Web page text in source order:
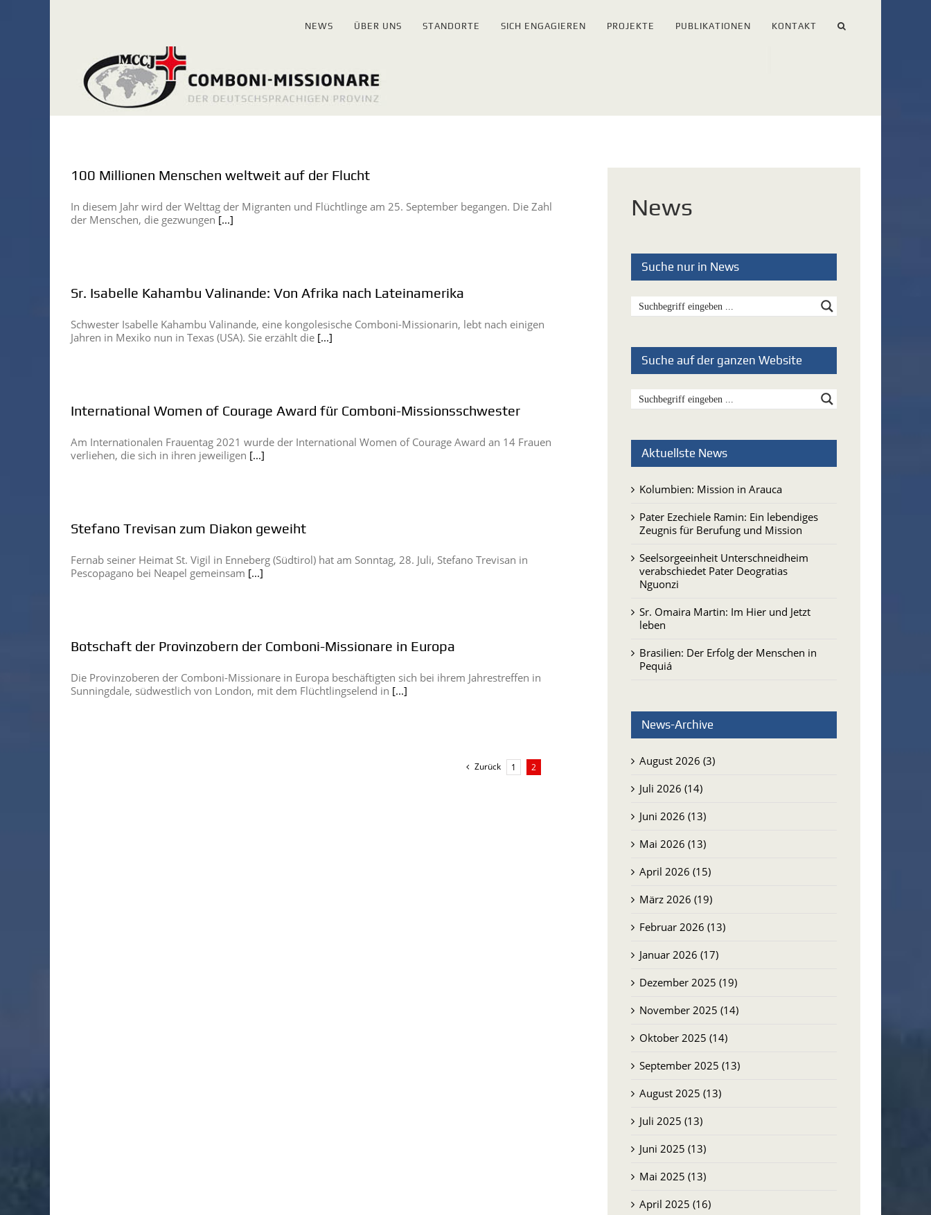
NEWS ÜBER UNS STANDORTE SICH ENGAGIEREN PROJEKTE PUBLIKATIONEN KONTAKT
100 Millionen Menschen weltweit auf der Flucht
In diesem Jahr wird der Welttag der Migranten und Flüchtlinge am 25. September begangen. Die Zahl
der Menschen, die gezwungen [...]
Sr. Isabelle Kahambu Valinande: Von Afrika nach Lateinamerika
Schwester Isabelle Kahambu Valinande, eine kongolesische Comboni-Missionarin, lebt nach einigen
Jahren in Mexiko nun in Texas (USA). Sie erzählt die [...]
International Women of Courage Award für Comboni-Missionsschwester
Am Internationalen Frauentag 2021 wurde der International Women of Courage Award an 14 Frauen
verliehen, die sich in ihren jeweiligen [...]
Stefano Trevisan zum Diakon geweiht
Fernab seiner Heimat St. Vigil in Enneberg (Südtirol) hat am Sonntag, 28. Juli, Stefano Trevisan in
Pescopagano bei Neapel gemeinsam [...]
Botschaft der Provinzobern der Comboni-Missionare in Europa
Die Provinzoberen der Comboni-Missionare in Europa beschäftigten sich bei ihrem Jahrestreffen in
Sunningdale, südwestlich von London, mit dem Flüchtlingselend in [...]
Zurück 1 2
News
Suche nur in News
Suche auf der ganzen Website
Aktuellste News
Kolumbien: Mission in Arauca
Pater Ezechiele Ramin: Ein lebendiges
Zeugnis für Berufung und Mission
Seelsorgeeinheit Unterschneidheim
verabschiedet Pater Deogratias
Nguonzi
Sr. Omaira Martin: Im Hier und Jetzt
leben
Brasilien: Der Erfolg der Menschen in
Pequiá
News-Archive
August 2026 (3)
Juli 2026 (14)
Juni 2026 (13)
Mai 2026 (13)
April 2026 (15)
März 2026 (19)
Februar 2026 (13)
Januar 2026 (17)
Dezember 2025 (19)
November 2025 (14)
Oktober 2025 (14)
September 2025 (13)
August 2025 (13)
Juli 2025 (13)
Juni 2025 (13)
Mai 2025 (13)
April 2025 (16)